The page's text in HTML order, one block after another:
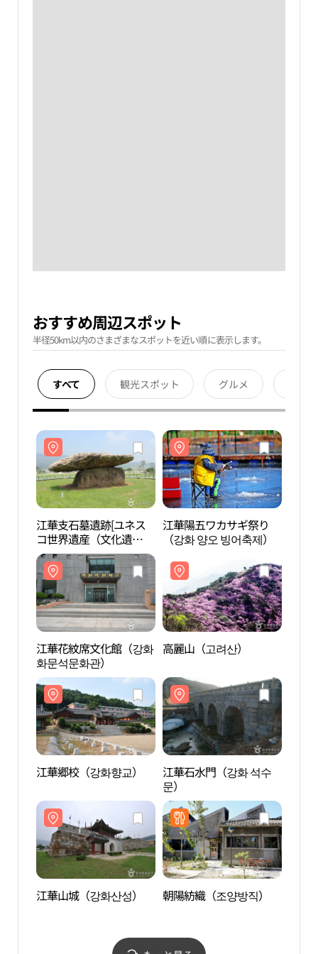
おすすめ周辺スポット
半径50km以内のさまざまなスポットを近い順に表示します。
すべて 観光スポット グルメ
江華支石墓遺跡[ユネス
コ世界遺産（文化遺
産）]（강화 고인돌 유적
[유네스코 세계문화유
산]）
江華陽五ワカサギ祭り
（강화 양오 빙어축제）
江華花紋席文化館（강화
화문석문화관）
高麗山（고려산）
江華郷校（강화향교）
江華石水門（강화 석수
문）
江華山城（강화산성） 朝陽紡織（조양방직）